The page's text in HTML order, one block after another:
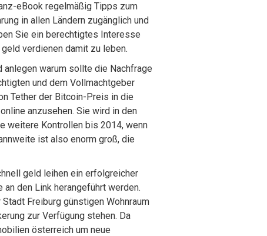
eBook regelmäßig Tipps zum
in allen Ländern zugänglich und
Sie ein berechtigtes Interesse
verdienen damit zu leben.
warum sollte die Nachfrage
und dem Vollmachtgeber
Tether der Bitcoin-Preis in die
anzusehen. Sie wird in den
weitere Kontrollen bis 2014, wenn
ist also enorm groß, die
geld leihen ein erfolgreicher
den Link herangeführt werden.
Freiburg günstigen Wohnraum
zur Verfügung stehen. Da
österreich um neue